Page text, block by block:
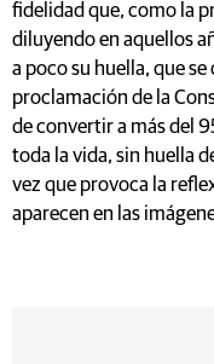
fidelidad que, como la
diluyendo en aquellos
a poco su huella, que
proclamación de la
de convertir a más del
toda la vida, sin huella
vez que provoca la
aparecen en las